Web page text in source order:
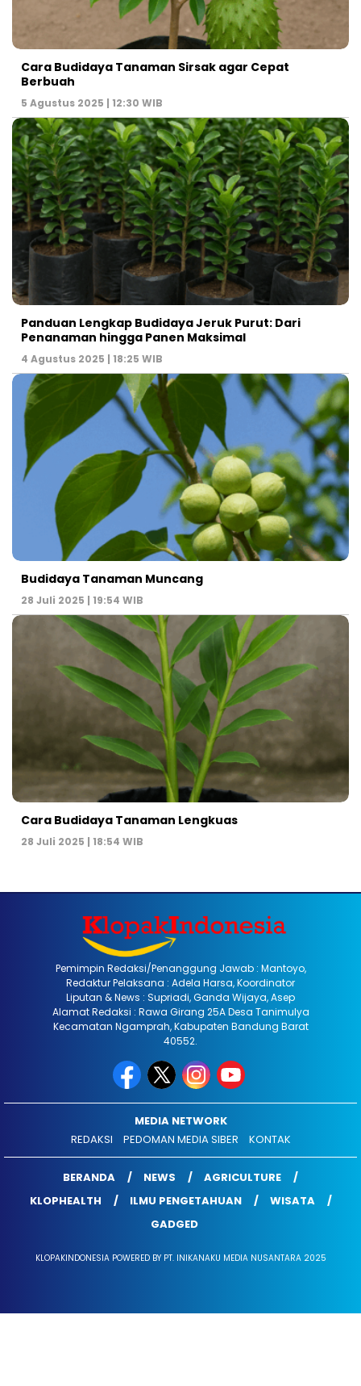
Cara Budidaya Tanaman Sirsak agar Cepat
Berbuah
5 Agustus 2025 | 12:30 WIB
Panduan Lengkap Budidaya Jeruk Purut: Dari
Penanaman hingga Panen Maksimal
4 Agustus 2025 | 18:25 WIB
Budidaya Tanaman Muncang
28 Juli 2025 | 19:54 WIB
Cara Budidaya Tanaman Lengkuas
28 Juli 2025 | 18:54 WIB
Pemimpin Redaksi/Penanggung Jawab : Mantoyo,
Redaktur Pelaksana : Adela Harsa, Koordinator
Liputan & News : Supriadi, Ganda Wijaya, Asep
Alamat Redaksi : Rawa Girang 25A Desa Tanimulya
Kecamatan Ngamprah, Kabupaten Bandung Barat
40552.
MEDIA NETWORK
REDAKSI
PEDOMAN MEDIA SIBER KONTAK
BERANDA NEWS
AGRICULTURE
KLOPHEALTH
ILMU PENGETAHUAN
WISATA
GADGED
KLOPAKINDONESIA POWERED BY PT. INIKANAKU MEDIA NUSANTARA 2025